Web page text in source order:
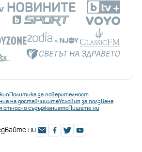
Политика за поверителност
на доставчицитеУсловия за ползване
относно съдържаниетоПишете ни
ни